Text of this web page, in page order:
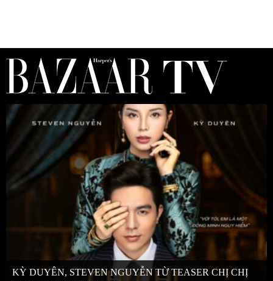
KỲ DUYÊN, STEVEN NGUYỄN TỪ TEASER CHỊ CHỊ